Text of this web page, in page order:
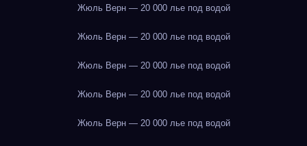
Жюль Верн — 20 000 лье под водой
Жюль Верн — 20 000 лье под водой
Жюль Верн — 20 000 лье под водой
Жюль Верн — 20 000 лье под водой
Жюль Верн — 20 000 лье под водой